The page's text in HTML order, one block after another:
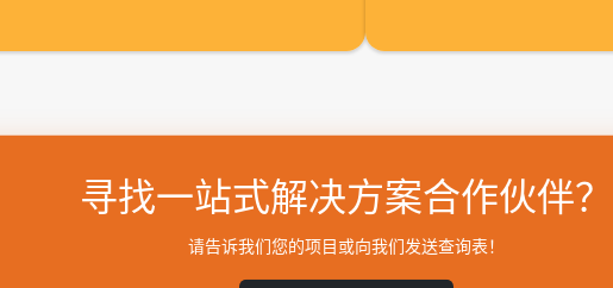
寻找一站式解决方案合作伙伴？
请告诉我们您的项目或向我们发送查询表！